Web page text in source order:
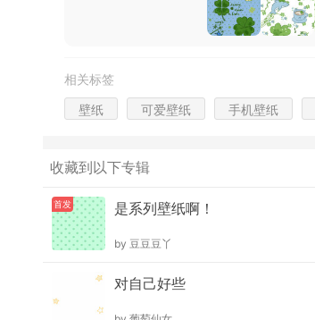
相关标签
壁纸 可爱壁纸 手机壁纸
收藏到以下专辑
首发 是系列壁纸啊！
by 豆豆豆丫
对自己好些